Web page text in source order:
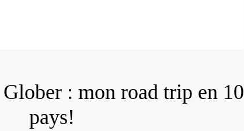
: mon road trip en 10
pays!